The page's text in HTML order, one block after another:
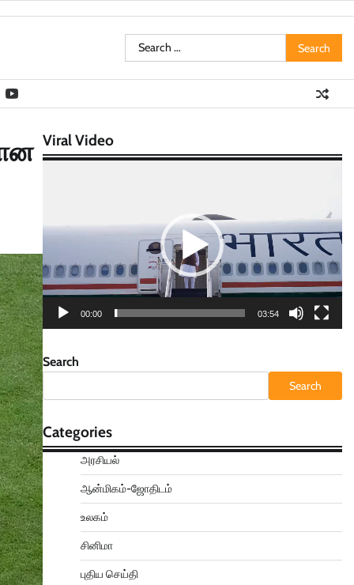
Search
for:
Viral Video
00:00 03:54
Search
Search
Categories
அரசியல்
ஆன்மிகம்-ஜோதிடம்
உலகம்
சினிமா
புதிய செய்தி